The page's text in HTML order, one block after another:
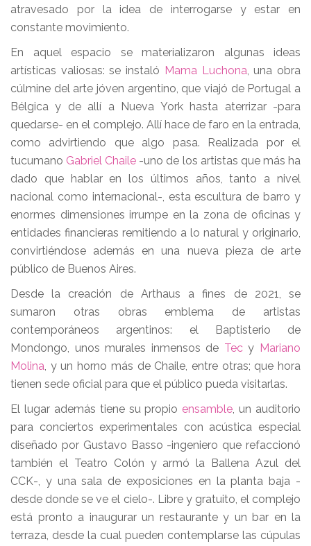
atravesado por la idea de interrogarse y estar en
constante movimiento.
En aquel espacio se materializaron algunas ideas
artísticas valiosas: se instaló Mama Luchona, una obra
cúlmine del arte jóven argentino, que viajó de Portugal a
Bélgica y de allí a Nueva York hasta aterrizar -para
quedarse- en el complejo. Allí hace de faro en la entrada,
como advirtiendo que algo pasa. Realizada por el
tucumano Gabriel Chaile -uno de los artistas que más ha
dado que hablar en los últimos años, tanto a nivel
nacional como internacional-, esta escultura de barro y
enormes dimensiones irrumpe en la zona de oficinas y
entidades financieras remitiendo a lo natural y originario,
convirtiéndose además en una nueva pieza de arte
público de Buenos Aires.
Desde la creación de Arthaus a fines de 2021, se
sumaron otras obras emblema de artistas
contemporáneos argentinos: el Baptisterio de
Mondongo, unos murales inmensos de Tecy Mariano
Molina, y un horno más de Chaile, entre otras; que hora
tienen sede oficial para que el público pueda visitarlas.
El lugar además tiene su propio ensamble, un auditorio
para conciertos experimentales con acústica especial
diseñado por Gustavo Basso -ingeniero que refaccionó
también el Teatro Colón y armó la Ballena Azul del
CCK-, y una sala de exposiciones en la planta baja -
desde donde se ve el cielo-. Libre y gratuito, el complejo
está pronto a inaugurar un restaurante y un bar en la
terraza, desde la cual pueden contemplarse las cúpulas